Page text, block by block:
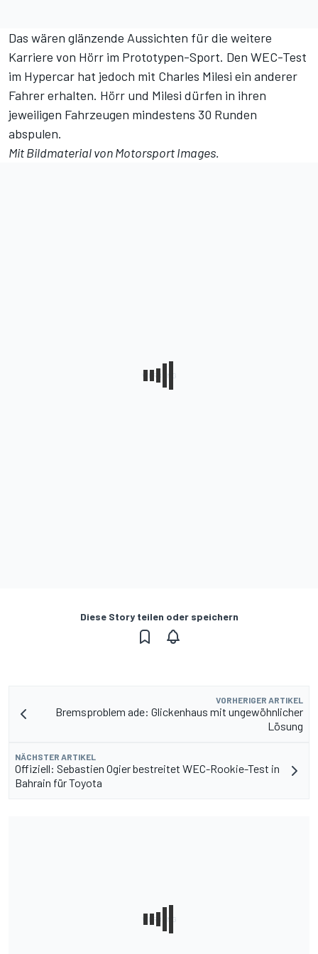
Das wären glänzende Aussichten für die weitere
Karriere von Hörr im Prototypen-Sport. Den WEC-Test
im Hypercar hat jedoch mit Charles Milesi ein anderer
Fahrer erhalten. Hörr und Milesi dürfen in ihren
jeweiligen Fahrzeugen mindestens 30 Runden
abspulen.
Mit Bildmaterial vonMotorsport Images.
Diese Story teilen oder speichern
VORHERIGER ARTIKEL
Bremsproblem ade: Glickenhaus mit ungewöhnlicher
Lösung
NÄCHSTER ARTIKEL
Offiziell: Sebastien Ogier bestreitet WEC-Rookie-Test in
Bahrain für Toyota